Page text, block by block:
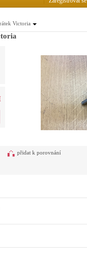
Victoria
přidat k porovnání